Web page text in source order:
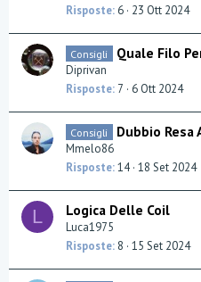
Risposte 6 23 Ott 2024
Consigli Quale Filo
Diprivan
Risposte 7 6 Ott 2024
Consigli Dubbio
Mmelo86
Risposte 14 18 Set 2024
L Logica Delle Coil
Luca1975
Risposte 8 15 Set 2024